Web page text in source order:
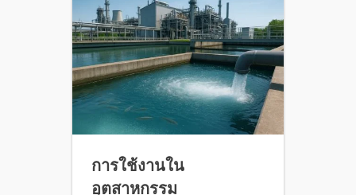
การใช้งานใน
อุตสาหกรรม